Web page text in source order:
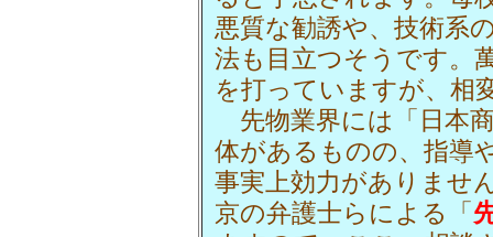
悪質な勧誘や、技術系
法も目立つそうです。
を打っていますが、相
先物業界には「日本
体があるものの、指導
事実上効力がありませ
京の弁護士らによる「